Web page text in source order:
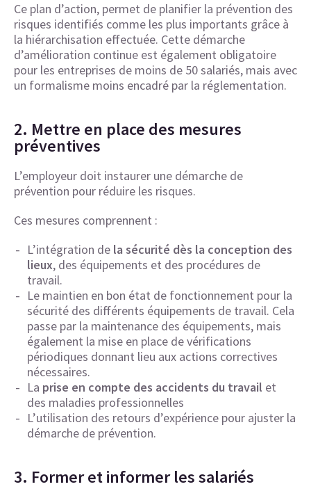
Ce plan d’action, permet de planifier la prévention des
risques identifiés comme les plus importants grâce à
la hiérarchisation effectuée. Cette démarche
d’amélioration continue est également obligatoire
pour les entreprises de moins de 50 salariés, mais avec
un formalisme moins encadré par la réglementation.
2. Mettre en place des mesures
préventives
L’employeur doit instaurer une démarche de
prévention pour réduire les risques.
Ces mesures comprennent :
L’intégration de la sécurité dès la conception des
lieux, des équipements et des procédures de
travail.
Le maintien en bon état de fonctionnement pour la
sécurité des différents équipements de travail. Cela
passe par la maintenance des équipements, mais
également la mise en place de vérifications
périodiques donnant lieu aux actions correctives
nécessaires.
La prise en compte des accidents du travail et
des maladies professionnelles
L’utilisation des retours d’expérience pour ajuster la
démarche de prévention.
3. Former et informer les salariés